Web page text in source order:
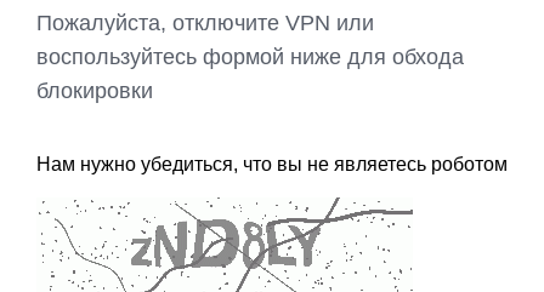
Пожалуйста, отключите VPN или
воспользуйтесь формой ниже для обхода
блокировки
Нам нужно убедиться, что вы не являетесь роботом